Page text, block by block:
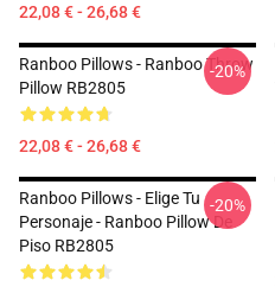
22,08 € - 26,68 €
Ranboo Pillows - Ranboo Throw
Pillow RB2805
22,08 € - 26,68 €
-20%
Ranboo Pillows - Elige Tu
Personaje - Ranboo Pillow De
Piso RB2805
-20%